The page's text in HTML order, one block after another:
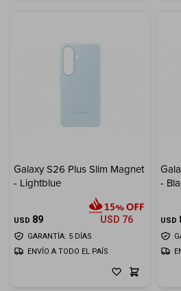
Galaxy S26 Plus Slim Magnet
- Lightblue
USD 89 USD 76
GARANTÍA: 5 DÍAS
ENVÍO A TODO EL PAÍS
-
USD